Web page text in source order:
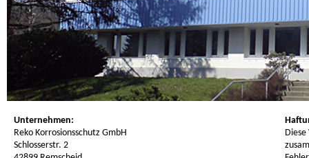
Unternehmen:
Reko Korrosionsschutz GmbH
Schlosserstr. 2